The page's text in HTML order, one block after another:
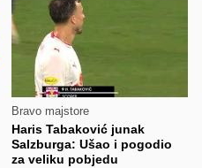
Bravo majstore
Haris Tabaković junak
Salzburga: Ušao i pogodio
za veliku pobjedu